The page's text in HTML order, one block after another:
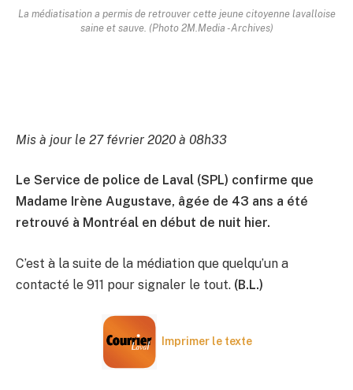
La médiatisation a permis de retrouver cette jeune citoyenne lavalloise
saine et sauve. (Photo 2M.Media -Archives)
Mis à jour le 27 février 2020 à 08h33
Le Service de police de Laval (SPL) confirme que
Madame Irène Augustave, âgée de 43 ans a été
retrouvé à Montréal en début de nuit hier.
C’est à la suite de la médiation que quelqu’un a
contacté le 911 pour signaler le tout. (B.L.)
Imprimer le texte